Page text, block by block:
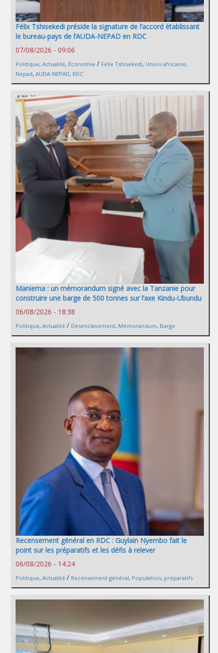
Félix Tshisekedi préside la signature de l’accord établissant
le bureau-pays de l’AUDA-NEPAD en RDC
07/08/2026 - 09:06
Politique, Actualité, Économie / Félix Tshisekedi, Union africaine,
Nepad, AUDA-NEPAD, RDC
Maniema : un mémorandum signé avec la Tanzanie pour
construire une barge de 500 tonnes sur l’axe Kindu-Ubundu
06/08/2026 - 18:38
Politique, Actualité / Désenclavement, Mémorandum, Barge
Recensement général en RDC : Guylain Nyembo fait le
point sur les préparatifs et les défis à relever
06/08/2026 - 14:24
Politique, Actualité / Recensement général, Population, préparatifs